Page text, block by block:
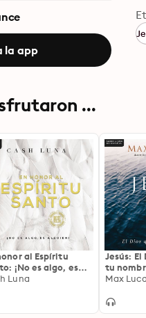
la app
...
al Espíritu
¡No es algo, es
Luna
Jesús: El
tu
Max